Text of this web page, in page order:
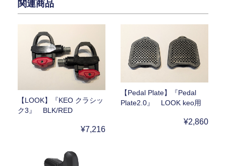
関連商品
【LOOK】『KEO クラシッ
ク3』 BLK/RED
¥7,216
【Pedal Plate】『Pedal
Plate2.0』 LOOK keo用
¥2,860